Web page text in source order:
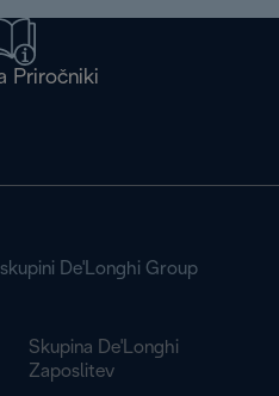
Priročniki
De'Longhi Group
Skupina De'Longhi
Zaposlitev